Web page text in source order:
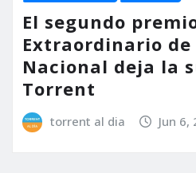
El segundo
Extraordinario
Nacional deja la
Torrent
torrent al dia Jun 6,